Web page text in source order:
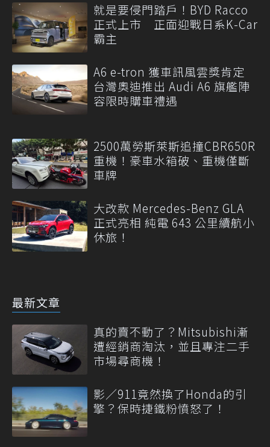
就是要侵門踏戶！BYD Racco
正式上市 正面迎戰日系K-Car
霸主
A6 e-tron 獲車訊風雲獎肯定
台灣奧迪推出 Audi A6 旗艦陣
容限時購車禮遇
2500萬勞斯萊斯追撞CBR650R
重機！豪車水箱破、重機僅斷
車牌
大改款 Mercedes-Benz GLA
正式亮相 純電 643 公里續航小
休旅！
最新文章
真的賣不動了？Mitsubishi漸
遭經銷商淘汰，並且專注二手
市場尋商機！
影／911竟然換了Honda的引
擎？保時捷鐵粉憤怒了！